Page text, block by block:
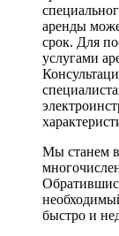
аренды
срок. Для
услугами
Мы станем
быстро и